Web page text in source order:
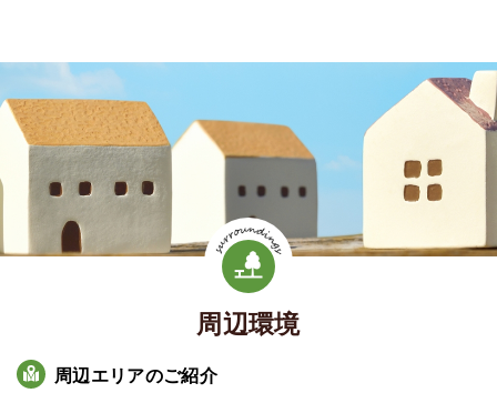
周辺環境
周辺エリアのご紹介